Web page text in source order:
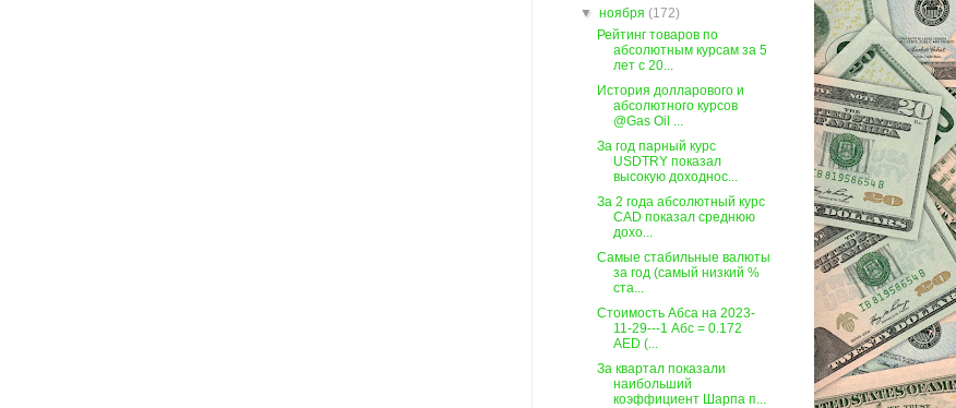
▼ноября(172)
Рейтинг товаров по
абсолютным курсам за 5
лет c 20...
История долларового и
абсолютного курсов
@Gas Oil ...
За год парный курс
USDTRY показал
высокую доходнос...
За 2 года абсолютный курс
CAD показал среднюю
дохо...
Самые стабильные валюты
за год (самый низкий %
ста...
Стоимость Абса на 2023-
11-29---1 Абс = 0.172
AED (...
За квартал показали
наибольший
коэффициент Шарпа п...